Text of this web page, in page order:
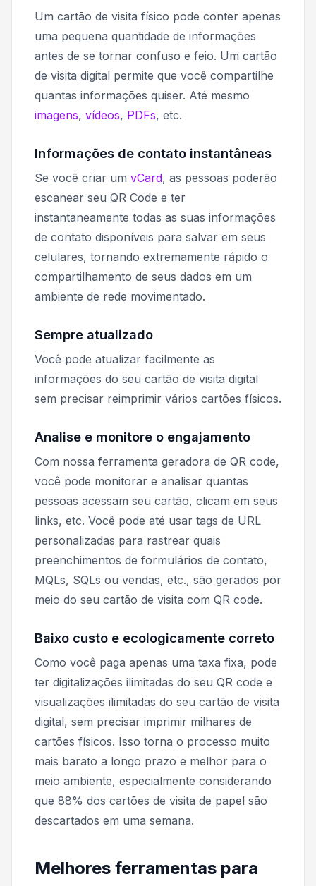
Um cartão de visita físico pode conter apenas
uma pequena quantidade de informações
antes de se tornar confuso e feio. Um cartão
de visita digital permite que você compartilhe
quantas informações quiser. Até mesmo
imagens, vídeos, PDFs, etc.
Informações de contato instantâneas
Se você criar um vCard, as pessoas poderão
escanear seu QR Code e ter
instantaneamente todas as suas informações
de contato disponíveis para salvar em seus
celulares, tornando extremamente rápido o
compartilhamento de seus dados em um
ambiente de rede movimentado.
Sempre atualizado
Você pode atualizar facilmente as
informações do seu cartão de visita digital
sem precisar reimprimir vários cartões físicos.
Analise e monitore o engajamento
Com nossa ferramenta geradora de QR code,
você pode monitorar e analisar quantas
pessoas acessam seu cartão, clicam em seus
links, etc. Você pode até usar tags de URL
personalizadas para rastrear quais
preenchimentos de formulários de contato,
MQLs, SQLs ou vendas, etc., são gerados por
meio do seu cartão de visita com QR code.
Baixo custo e ecologicamente correto
Como você paga apenas uma taxa fixa, pode
ter digitalizações ilimitadas do seu QR code e
visualizações ilimitadas do seu cartão de visita
digital, sem precisar imprimir milhares de
cartões físicos. Isso torna o processo muito
mais barato a longo prazo e melhor para o
meio ambiente, especialmente considerando
que 88% dos cartões de visita de papel são
descartados em uma semana.
Melhores ferramentas para